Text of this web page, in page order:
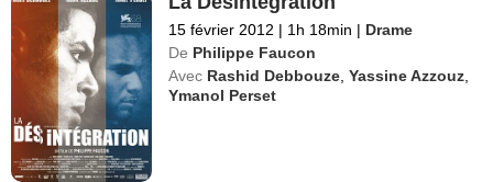
15 février 2012 | 1h 18min | Drame
De Philippe Faucon
Avec Rashid Debbouze ,Yassine Azzouz
Ymanol Perset